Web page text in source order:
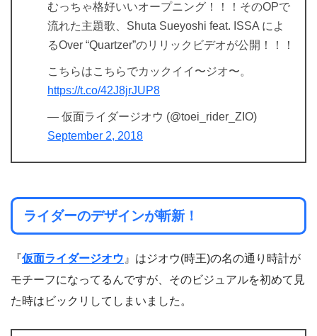
むっちゃ格好いいオープニング！！！そのOPで
流れた主題歌、Shuta Sueyoshi feat. ISSA によ
るOver “Quartzer”のリリックビデオが公開！！！
こちらはこちらでカックイイ〜ジオ〜。
https://t.co/42J8jrJUP8
— 仮面ライダージオウ (@toei_rider_ZIO)
September 2, 2018
ライダーのデザインが斬新！
『仮面ライダージオウ』はジオウ(時王)の名の通り時計が
モチーフになってるんですが、そのビジュアルを初めて見
た時はビックリしてしまいました。